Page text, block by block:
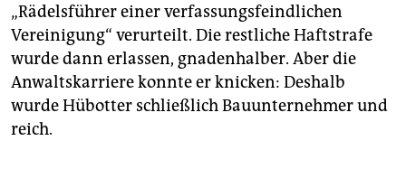
„Rädelsführer einer verfassungsfeindlichen
Vereinigung“ verurteilt. Die restliche Haftstrafe
wurde dann erlassen, gnadenhalber. Aber die
Anwaltskarriere konnte er knicken: Deshalb
wurde Hübotter schließlich Bauunternehmer und
reich.